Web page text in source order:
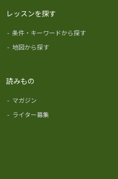
レッスンを探す
- 条件・キーワードから探す
- 地図から探す
読みもの
- マガジン
- ライター募集